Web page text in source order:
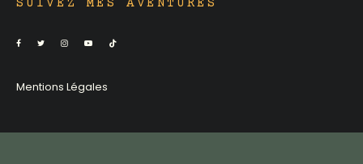
SUIVEZ MES AVENTURES
Mentions Légales